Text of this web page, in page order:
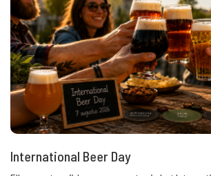
International Beer Day